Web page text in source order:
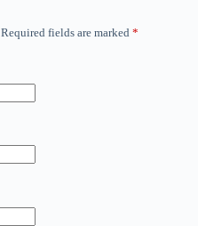
Required fields are marked *